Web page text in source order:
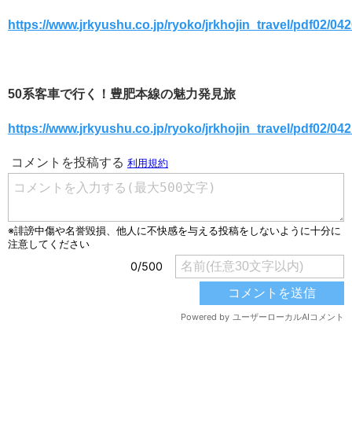
https://www.jrkyushu.co.jp/ryoko/jrkhojin_travel/pdf02/
50系客車で行く！豊肥本線の魅力発見旅
https://www.jrkyushu.co.jp/ryoko/jrkhojin_travel/pdf02/